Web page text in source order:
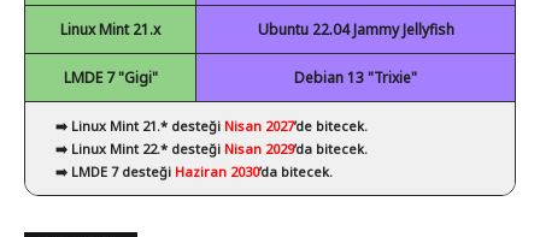
Linux Mint 21.x Ubuntu 22.04 Jammy Jellyfish
LMDE 7 "Gigi" Debian 13 "Trixie"
➡️ Linux Mint 21.* desteği Nisan 2027’de bitecek.
➡️ Linux Mint 22.* desteği Nisan 2029’da bitecek.
➡️ LMDE 7 desteği Haziran 2030’da bitecek.